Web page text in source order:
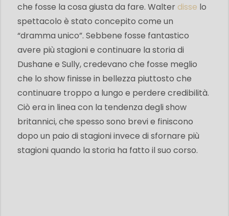
che fosse la cosa giusta da fare. Walterdisse lo
spettacolo è stato concepito come un
“dramma unico”. Sebbene fosse fantastico
avere più stagioni e continuare la storia di
Dushane e Sully, credevano che fosse meglio
che lo show finisse in bellezza piuttosto che
continuare troppo a lungo e perdere credibilità.
Ciò era in linea con la tendenza degli show
britannici, che spesso sono brevi e finiscono
dopo un paio di stagioni invece di sfornare più
stagioni quando la storia ha fatto il suo corso.